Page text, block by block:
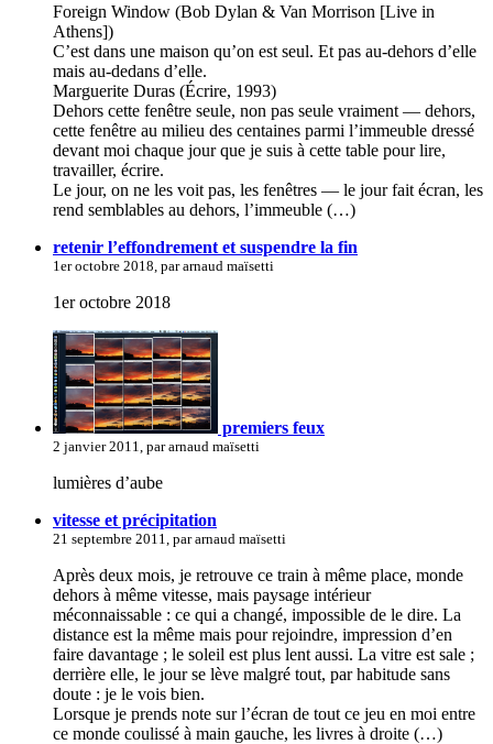
Foreign Window (Bob Dylan & Van Morrison [Live in
Athens])
C’est dans une maison qu’on est seul. Et pas au-dehors d’elle
mais au-dedans d’elle.
Marguerite Duras (Écrire, 1993)
Dehors cette fenêtre seule, non pas seule vraiment — dehors,
cette fenêtre au milieu des centaines parmi l’immeuble dressé
devant moi chaque jour que je suis à cette table pour lire,
travailler, écrire.
Le jour, on ne les voit pas, les fenêtres — le jour fait écran, les
rend semblables au dehors, l’immeuble (…)
retenir l’effondrement et suspendre la fin
1er octobre 2018, par arnaud maïsetti
1er octobre 2018
premiers feux
2 janvier 2011, par arnaud maïsetti
lumières d’aube
vitesse et précipitation
21 septembre 2011, par arnaud maïsetti
Après deux mois, je retrouve ce train à même place, monde
dehors à même vitesse, mais paysage intérieur
méconnaissable : ce qui a changé, impossible de le dire. La
distance est la même mais pour rejoindre, impression d’en
faire davantage ; le soleil est plus lent aussi. La vitre est sale ;
derrière elle, le jour se lève malgré tout, par habitude sans
doute : je le vois bien.
Lorsque je prends note sur l’écran de tout ce jeu en moi entre
ce monde coulissé à main gauche, les livres à droite (…)